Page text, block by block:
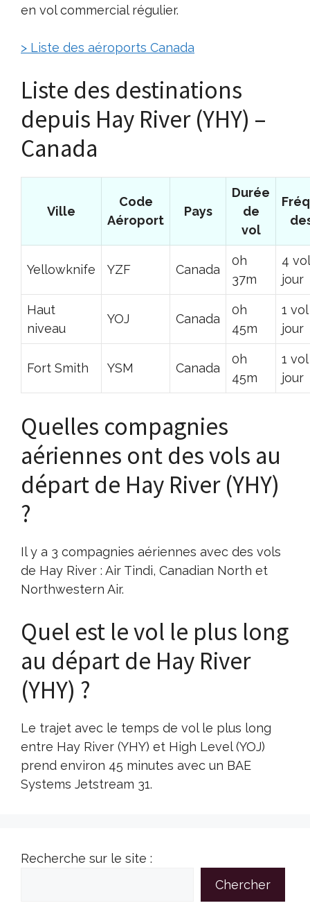
en vol commercial régulier.
> Liste des aéroports Canada
Liste des destinations
depuis Hay River (YHY) –
Canada
Ville
Code
Aéroport
Pays
Durée
de
vol
Yellowknife YZF Canada
0h
37m
4
jour
Haut
niveau
YOJ Canada
0h
45m
1
jour
Fort Smith YSM Canada
0h
45m
1
jour
Quelles compagnies
aériennes ont des vols au
départ de Hay River (YHY)
?
Il y a 3 compagnies aériennes avec des vols
de Hay River : Air Tindi, Canadian North et
Northwestern Air.
Quel est le vol le plus long
au départ de Hay River
(YHY) ?
Le trajet avec le temps de vol le plus long
entre Hay River (YHY) et High Level (YOJ)
prend environ 45 minutes avec un BAE
Systems Jetstream 31.
Recherche sur le site :
Chercher